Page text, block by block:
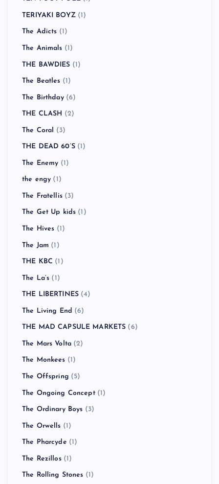
TERIYAKI BOYZ(1)
The Adicts (1)
The Animals (1)
THE BAWDIES (1)
The Beatles (1)
The Birthday(6)
THE CLASH (2)
The Coral (3)
THE DEAD 60’S(1)
The Enemy (1)
the engy (1)
The Fratellis(3)
The Get Up kids (1)
The Hives (1)
The Jam (1)
THE KBC (1)
The La’s (1)
THE LIBERTINES (4)
The Living End (6)
THE MAD CAPSULE MARKETS (6)
The Mars Volta (2)
The Monkees (1)
The Offspring (5)
The Ongoing Concept(1)
The Ordinary Boys (3)
The Orwells (1)
The Pharcyde (1)
The Rezillos(1)
The Rolling Stones (1)